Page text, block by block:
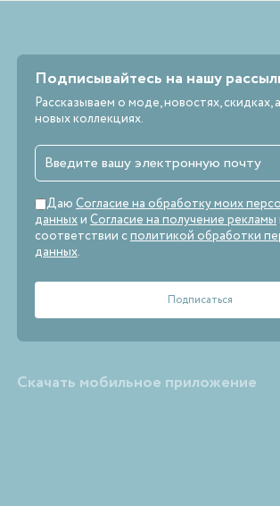
Подписывайтесь на нашу
Рассказываем о моде, новостях, скидках,
новых коллекциях.
Даю Согласие на обработку моих
данныхи Согласие на получение рекламы
соответствии сполитикой обработки
данных.
Скачать мобильное приложение